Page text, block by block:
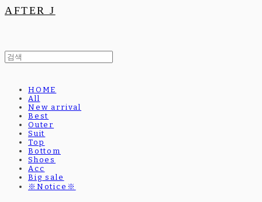
AFTER J
HOME
All
New arrival
Best
Outer
Suit
Top
Bottom
Shoes
Acc
Big sale
※Notice※